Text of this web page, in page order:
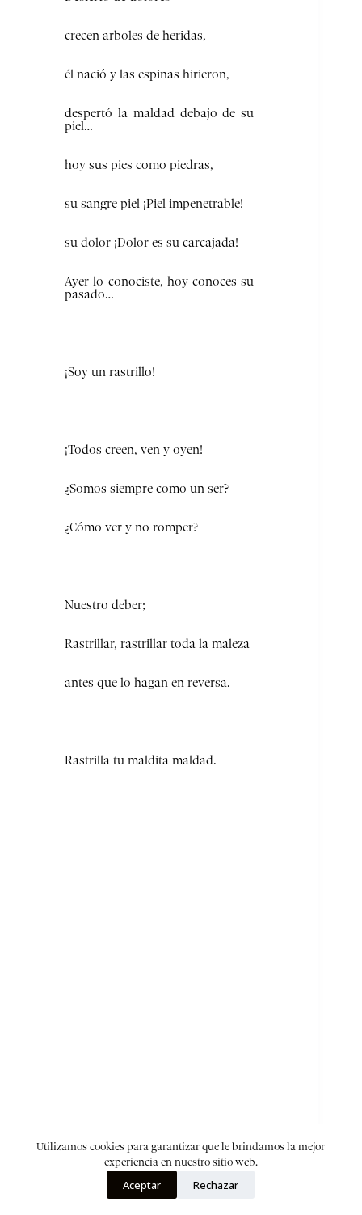
Utilizamos cookies para garantizar que le brindamos la mejor
experiencia en nuestro sitio web.
Aceptar Rechazar
crecen arboles de heridas,
él nació y las espinas hirieron,
despertó la maldad debajo de su
piel…
hoy sus pies como piedras,
su sangre piel ¡Piel impenetrable!
su dolor ¡Dolor es su carcajada!
Ayer lo conociste, hoy conoces su
pasado…
¡Soy un rastrillo!
¡Todos creen, ven y oyen!
¿Somos siempre como un ser?
¿Cómo ver y no romper?
Nuestro deber;
Rastrillar, rastrillar toda la maleza
antes que lo hagan en reversa.
Rastrilla tu maldita maldad.